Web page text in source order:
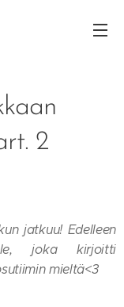
2
jatkuu! Edelleen
joka kirjoitti
mieltä<3